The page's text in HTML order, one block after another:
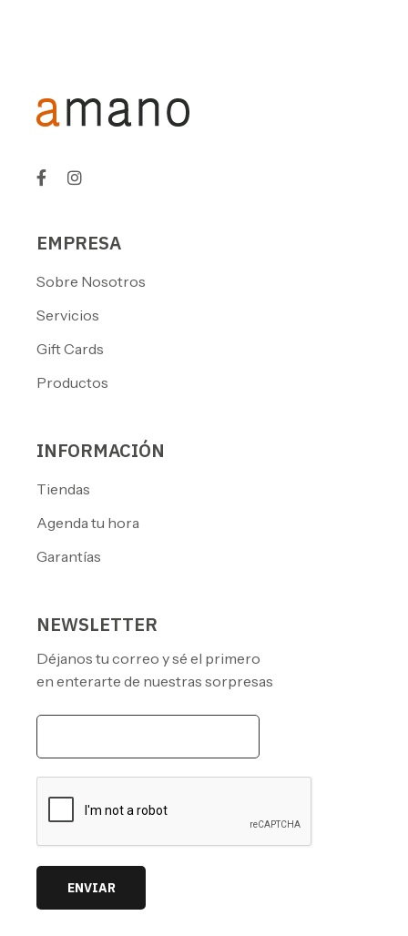
EMPRESA
Sobre Nosotros
Servicios
Gift Cards
Productos
INFORMACIÓN
Tiendas
Agenda tu hora
Garantías
NEWSLETTER
Déjanos tu correo y sé el primero
en enterarte de nuestras sorpresas
ENVIAR